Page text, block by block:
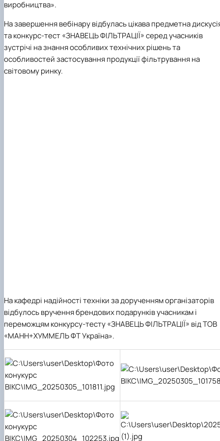
виробництва».
На завершення вебінару відбулась цікава предметна
та конкурс-тест«ЗНАВЕЦЬ ФІЛЬТРАЦІЇ»серед учасників
зустрічі на знання особливих технічних рішень та
особливостей застосування продукції фільтрування на
світовому ринку.
На кафедрі надійності техніки за дорученням організаторів
відбулось вручення брендових подарунків учасникам і
переможцям конкурсу-тесту «ЗНАВЕЦЬ ФІЛЬТРАЦІЇ» від ТОВ
«МАНН+ХУММЕЛЬ ФТ Україна».